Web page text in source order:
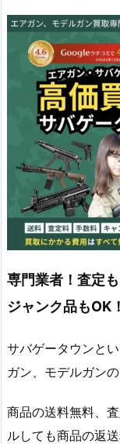
専門業者！査定
ジャンク品もOK
サバゲータウンと
ガン、モデルガン
商品の送料無料、
ルしても商品の返